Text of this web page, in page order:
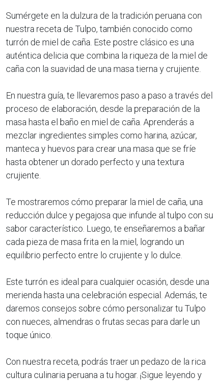
Sumérgete en la dulzura de la tradición peruana con
nuestra receta de Tulpo, también conocido como
turrón de miel de caña. Este postre clásico es una
auténtica delicia que combina la riqueza de la miel de
caña con la suavidad de una masa tierna y crujiente.
En nuestra guía, te llevaremos paso a paso a través del
proceso de elaboración, desde la preparación de la
masa hasta el baño en miel de caña. Aprenderás a
mezclar ingredientes simples como harina, azúcar,
manteca y huevos para crear una masa que se fríe
hasta obtener un dorado perfecto y una textura
crujiente.
Te mostraremos cómo preparar la miel de caña, una
reducción dulce y pegajosa que infunde al tulpo con su
sabor característico. Luego, te enseñaremos a bañar
cada pieza de masa frita en la miel, logrando un
equilibrio perfecto entre lo crujiente y lo dulce.
Este turrón es ideal para cualquier ocasión, desde una
merienda hasta una celebración especial. Además, te
daremos consejos sobre cómo personalizar tu Tulpo
con nueces, almendras o frutas secas para darle un
toque único.
Con nuestra receta, podrás traer un pedazo de la rica
cultura culinaria peruana a tu hogar. ¡Sigue leyendo y